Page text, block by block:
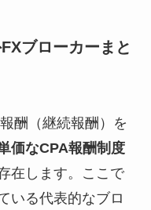
ブローカーまと
酬（継続報酬）を
価なCPA報酬制度
在します。ここで
いる代表的なブロ